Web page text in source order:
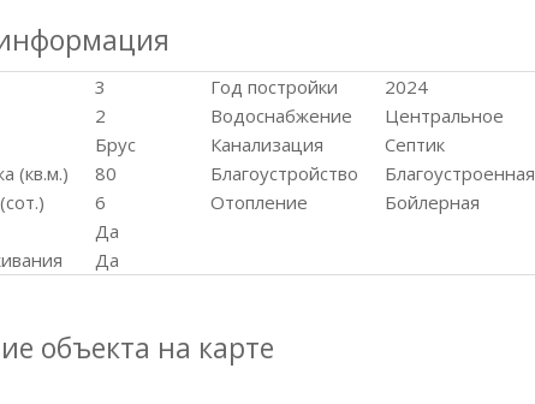
3
2
Брус
(кв.м.)
80
6
Да
Да
Год постройки
2024
Водоснабжение
Центральное
Канализация
Септик
Благоустройство
Благоустроенная
Отопление
Бойлерная
объекта на карте